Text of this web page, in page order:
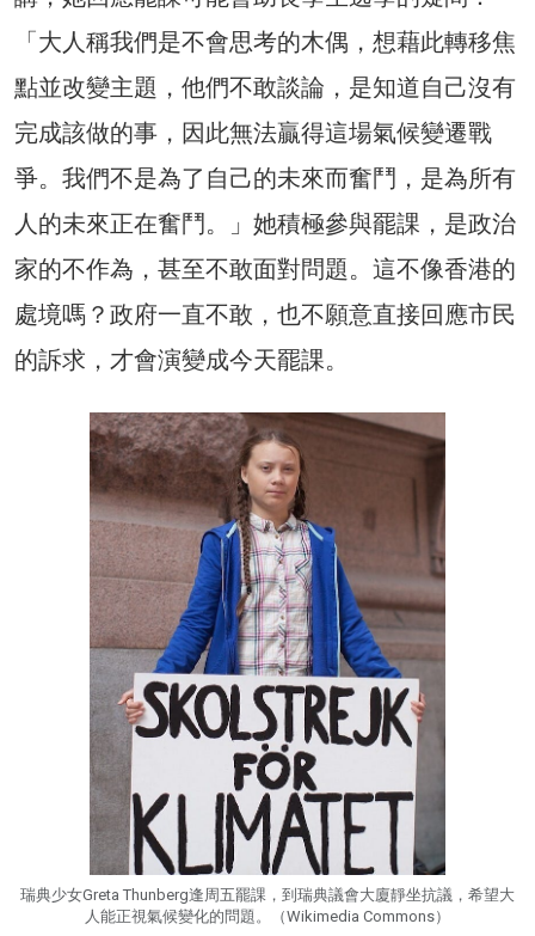
「大人稱我們是不會思考的木偶，想藉此轉移焦
點並改變主題，他們不敢談論，是知道自己沒有
完成該做的事，因此無法贏得這場氣候變遷戰
爭。我們不是為了自己的未來而奮鬥，是為所有
人的未來正在奮鬥。」她積極參與罷課，是政治
家的不作為，甚至不敢面對問題。這不像香港的
處境嗎？政府一直不敢，也不願意直接回應市民
的訴求，才會演變成今天罷課。
瑞典少女Greta Thunberg逢周五罷課，到瑞典議會大廈靜坐抗議，希望大
人能正視氣候變化的問題。（Wikimedia Commons）